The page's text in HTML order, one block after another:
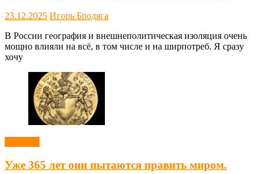
23.12.2025 Игорь Бродяга
В России география и внешнеполитическая изоляция очень
мощно влияли на всё, в том числе и на ширпотреб. Я сразу
хочу
Уже 365 лет они пытаются править миром.